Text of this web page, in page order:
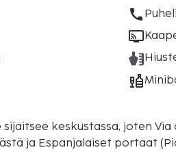
sijaitsee keskustassa, joten
ja Espanjalaiset portaat